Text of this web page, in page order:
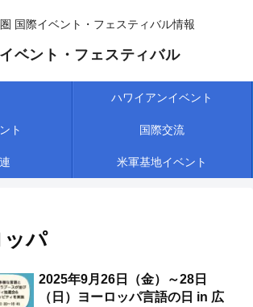
国際イベント・フェスティバル情報
ベント・フェスティバル
ハワイアンイベント
ト 国際交流
米軍基地イベント
ッパ
2025年9月26日（金）～28日
（日）ヨーロッパ言語の日 in 広